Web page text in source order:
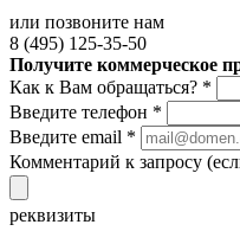
или позвоните нам
8 (495) 125-35-50
Получите коммерческое
Как к Вам обращаться? *
Введите телефон *
Введите email *
Комментарий к запросу
реквизиты